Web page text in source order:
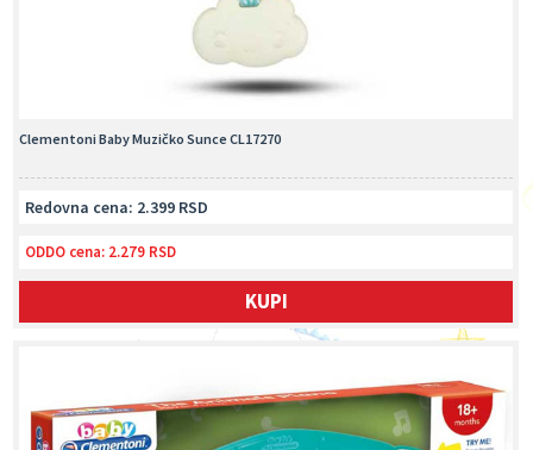
Clementoni Baby Muzičko Sunce CL17270
Redovna cena: 2.399 RSD
ODDO cena: 2.279 RSD
KUPI